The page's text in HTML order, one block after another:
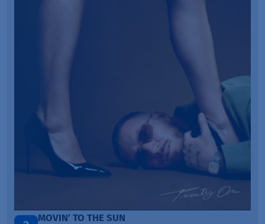
ITEPE ITEDE